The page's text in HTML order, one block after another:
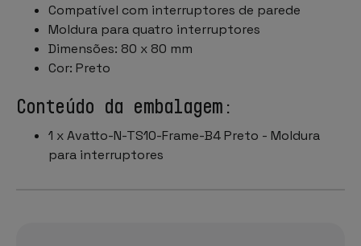
Compatível com interruptores de parede
Moldura para quatro interruptores
Dimensões: 80 x 80 mm
Cor: Preto
Conteúdo da embalagem:
1 x Avatto-N-TS10-Frame-B4 Preto - Moldura
para interruptores